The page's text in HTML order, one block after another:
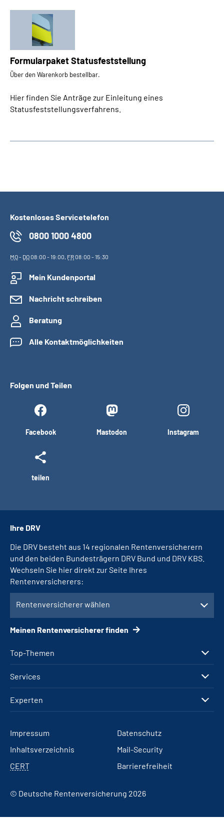
Formularpaket Statusfeststellung
Über den Warenkorb bestellbar.
Hier finden Sie Anträge zur Einleitung eines
Statusfeststellungsverfahrens.
Kostenloses Servicetelefon
0800 1000 4800
MO- DO08:00 - 19:00, FR08:00 - 15:30
Mein Kundenportal
Nachricht schreiben
Beratung
Alle Kontaktmöglichkeiten
Folgen und Teilen
Facebook Mastodon Instagram
teilen
Top-Themen
Services
Experten
Ihre DRV
Die DRV besteht aus 14 regionalen Rentenversicherern
und den beiden Bundesträgern DRV Bund und DRV KBS.
Wechseln Sie hier direkt zur Seite Ihres
Rentenversicherers:
Rentenversicherer wählen
Meinen Rentenversicherer finden
Impressum
Datenschutz
Inhaltsverzeichnis
Mail-Security
CERT
Barrierefreiheit
© Deutsche Rentenversicherung 2026